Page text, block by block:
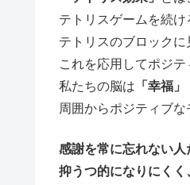
テトリスゲームを続
テトリスのブロックに
これを応用してポジ
私たちの脳は 「幸福」
周囲からポジティブ
感謝を常に忘れない人
抑うつ的になりにくく